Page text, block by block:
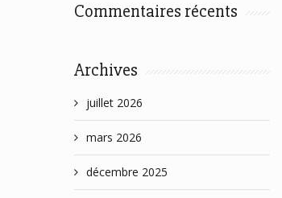
Commentaires récents
Archives
juillet 2026
mars 2026
décembre 2025